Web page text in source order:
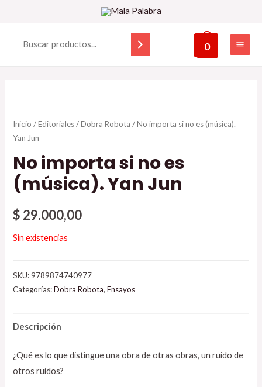
0
Inicio /Editoriales/Dobra Robota / No importa si no es (música).
Yan Jun
No importa si no es
(música). Yan Jun
$ 29.000,00
Sin existencias
SKU:9789874740977
Categorías:Dobra Robota,Ensayos
Descripción
¿Qué es lo que distingue una obra de otras obras, un ruido de
otros ruidos?